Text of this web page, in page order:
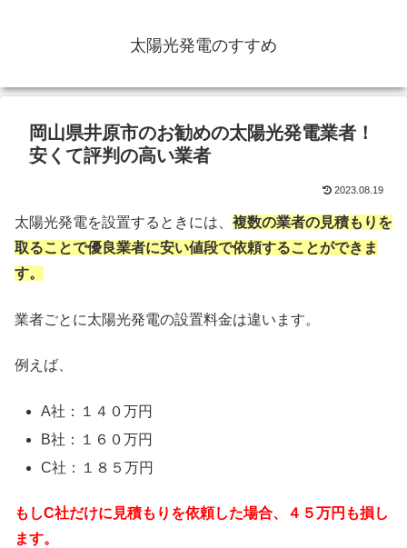
太陽光発電のすすめ
岡山県井原市のお勧めの太陽光発電業者！
安くて評判の高い業者
2023.08.19
太陽光発電を設置するときには、 複数の業者の見積もりを
取ることで優良業者に安い値段で依頼することができま
す。
業者ごとに太陽光発電の設置料金は違います。
例えば、
A社：１４０万円
B社：１６０万円
C社：１８５万円
もしC社だけに見積もりを依頼した場合、４５万円も損し
ます。